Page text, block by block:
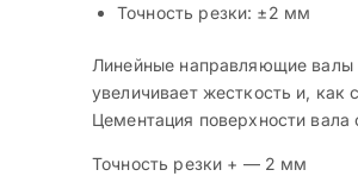
Точность резки: ±2 мм
Линейные направляющие валы
увеличивает жесткость и, как
Цементация поверхности вала
Точность резки + — 2 мм